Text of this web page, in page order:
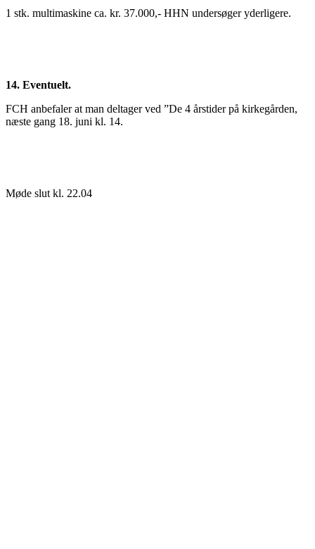
1 stk. multimaskine ca. kr. 37.000,- HHN undersøger yderligere.
14. Eventuelt.
FCH anbefaler at man deltager ved ”De 4 årstider på kirkegården,
næste gang 18. juni kl. 14.
Møde slut kl. 22.04